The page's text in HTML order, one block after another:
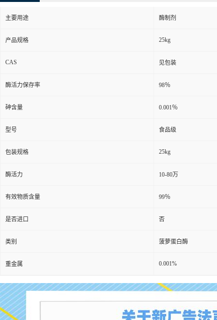
主要用途 酶制剂
产品规格 25kg
CAS 见包装
酶活力保存率 98％
砷含量 0.001％
型号 食品级
包装规格 25kg
酶活力 10-80万
有效物质含量 99％
是否进口 否
类别 菠萝蛋白酶
重金属 0.001%